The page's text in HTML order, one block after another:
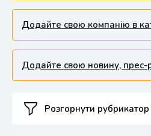
Додайте свою компанію в
Додайте свою новину, прес-
Розгорнути рубрикатор